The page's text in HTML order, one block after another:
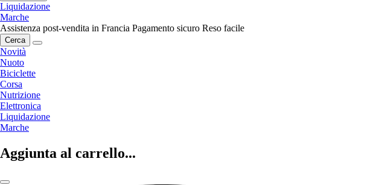
Liquidazione
Marche
Assistenza post-vendita in Francia Pagamento sicuro Reso facile
Cerca
Novità
Nuoto
Biciclette
Corsa
Nutrizione
Elettronica
Liquidazione
Marche
Aggiunta al carrello...